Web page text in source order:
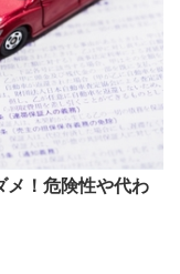
メ！危険性や代わ